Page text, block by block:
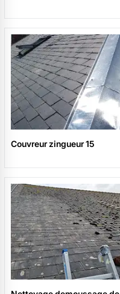
Couvreur zingueur 15